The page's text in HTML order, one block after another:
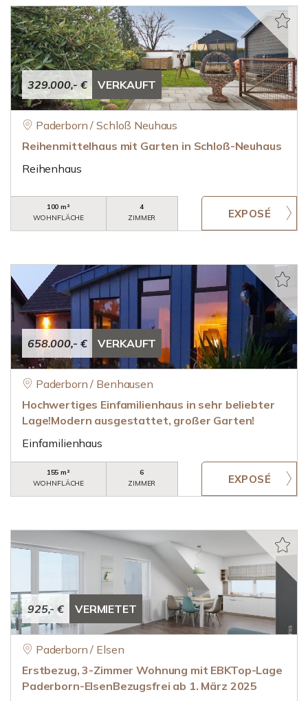
329.000,- € VERKAUFT
Paderborn / Schloß Neuhaus
Reihenmittelhaus mit Garten in Schloß-Neuhaus
Reihenhaus
100 m²
WOHNFLÄCHE
4
ZIMMER
658.000,- € VERKAUFT
Paderborn / Benhausen
Hochwertiges Einfamilienhaus in sehr beliebter
Lage!Modern ausgestattet, großer Garten!
Einfamilienhaus
155 m²
WOHNFLÄCHE
6
ZIMMER
925,- € VERMIETET
Paderborn / Elsen
Erstbezug, 3-Zimmer Wohnung mit EBKTop-Lage
Paderborn-ElsenBezugsfrei ab 1. März 2025